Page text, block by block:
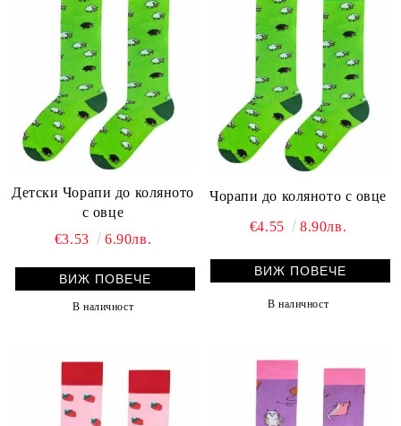
Детски Чорапи до коляното
с овце
€3.53
6.90лв.
ВИЖ ПОВЕЧЕ
В наличност
Чорапи до коляното с овце
€4.55 8.90лв.
ВИЖ ПОВЕЧЕ
В наличност